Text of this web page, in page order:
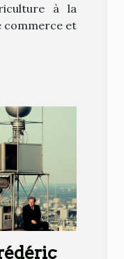
à la
commerce et